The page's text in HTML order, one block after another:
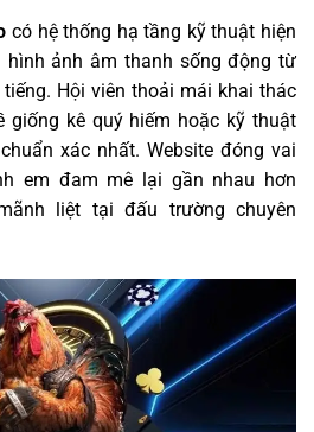
có hệ thống hạ tầng kỹ thuật hiện
hình ảnh âm thanh sống động từ
Hội viên thoải mái khai thác
giống kê quý hiếm hoặc kỹ thuật
xác nhất. Website đóng vai
em đam mê lại gần nhau hơn
liệt tại đấu trường chuyên